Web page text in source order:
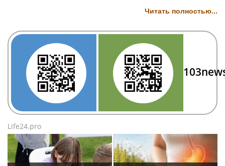
Читать полностью...
Life24.pro